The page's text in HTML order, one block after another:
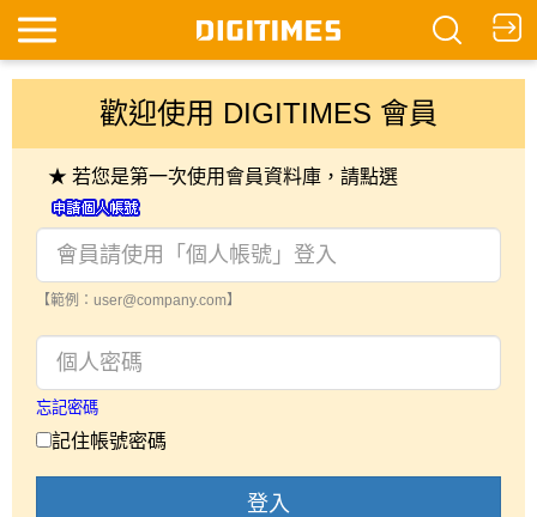
歡迎使用 DIGITIMES 會員
★ 若您是第一次使用會員資料庫，請點選
【範例：user@company.com】
忘記密碼
記住帳號密碼
登入